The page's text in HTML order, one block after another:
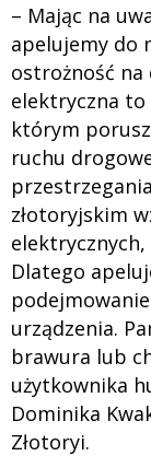
– Mając na
apelujemy do
ostrożność na
elektryczna to
którym
ruchu
złotoryjskim
elektrycznych,
Dlatego
urządzenia.
brawura lub
użytkownika
Dominika
Złotoryi.